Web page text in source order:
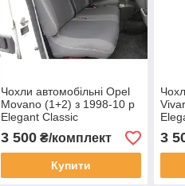
Чохли автомобільні Opel
Movano (1+2) з 1998-10 р
Elegant Classic
3 500₴/комплект
Купити
3